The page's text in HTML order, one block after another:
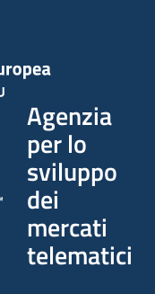
Agenzia
per lo
sviluppo
dei
mercati
telematici